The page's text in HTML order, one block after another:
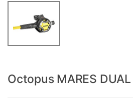
Octopus MARES